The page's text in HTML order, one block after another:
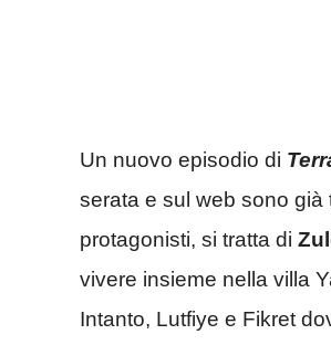
Un nuovo episodio di
serata e sul web sono già
protagonisti, si tratta di
vivere insieme nella villa
Intanto, Lutfiye e Fikret